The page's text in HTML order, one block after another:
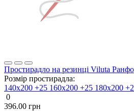
Простирадло на резинці Viluta
Розмір простирадла:
140х200 +25 160х200 +25 180х200
0
396.00 грн